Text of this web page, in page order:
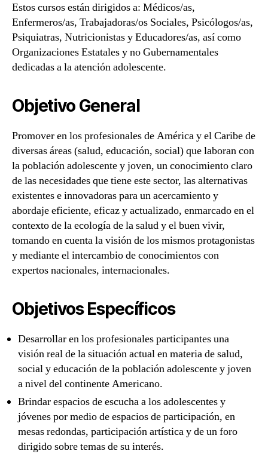
Estos cursos están dirigidos a: Médicos/as,
Enfermeros/as, Trabajadoras/os Sociales, Psicólogos/as,
Psiquiatras, Nutricionistas y Educadores/as, así como
Organizaciones Estatales y no Gubernamentales
dedicadas a la atención adolescente.
Objetivo General
Promover en los profesionales de América y el Caribe de
diversas áreas (salud, educación, social) que laboran con
la población adolescente y joven, un conocimiento claro
de las necesidades que tiene este sector, las alternativas
existentes e innovadoras para un acercamiento y
abordaje eficiente, eficaz y actualizado, enmarcado en el
contexto de la ecología de la salud y el buen vivir,
tomando en cuenta la visión de los mismos protagonistas
y mediante el intercambio de conocimientos con
expertos nacionales, internacionales.
Objetivos Específicos
Desarrollar en los profesionales participantes una
visión real de la situación actual en materia de salud,
social y educación de la población adolescente y joven
a nivel del continente Americano.
Brindar espacios de escucha a los adolescentes y
jóvenes por medio de espacios de participación, en
mesas redondas, participación artística y de un foro
dirigido sobre temas de su interés.